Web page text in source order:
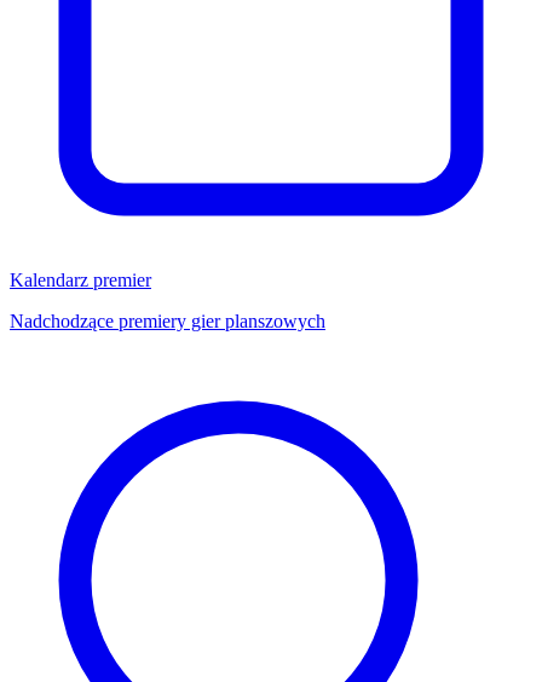
Kalendarz premier
Nadchodzące premiery gier planszowych